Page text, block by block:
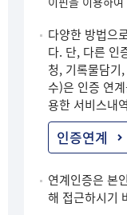
다양한 방법으
다. 단, 다른 인
청, 기록물담기
수)은 인증 연
용한 서비스내
인증연계
연계인증은 본
해 접근하시기